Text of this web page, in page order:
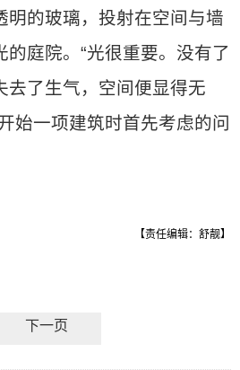
明的玻璃，投射在空间与墙
庭院。“光很重要。没有了
去了生气，空间便显得无
始一项建筑时首先考虑的问
【责任编辑：舒靓】
下一页